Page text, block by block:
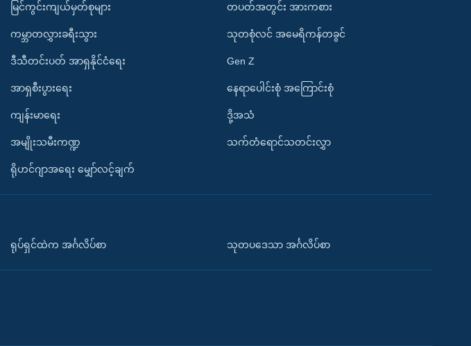
မြင်ကွင်းကျယ်မှတ်စုများ
ကမ္ဘာတလွှားခရီးသွား
ဒီသီတင်းပတ် အာရှနိုင်ငံရေး
အာရှစီးပွားရေး
ကျန်းမာရေး
အမျိုးသမီးကဏ္ဍ
ရိုဟင်ဂျာအရေး မျှော်လင့်ချက်
တပတ်အတွင်း အားကစား
သုတစုံလင် အမေရိကန်တခွင်
Gen Z
နေရာပေါင်းစုံ အကြောင်းစုံ
ဒို့အသံ
သက်တံရောင်သတင်းလွှာ
ရုပ်ရှင်ထဲက အင်္ဂလိပ်စာ သုတပဒေသာ အင်္ဂလိပ်စာ